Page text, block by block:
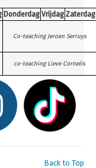
Donderdag Vrijdag Zaterdag
Co-teaching Jeroen Serruys
co-teaching Lieve Cornelis
Back to Top